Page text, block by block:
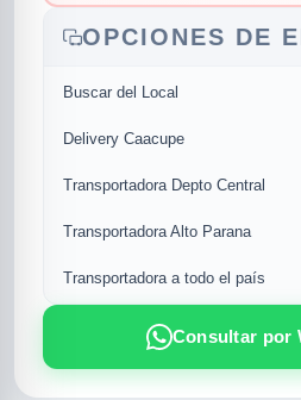
MUSICAL
POPULARES
OPCIONES DE
Buscar del Local
Delivery Caacupe
Transportadora Depto Central
Transportadora Alto Parana
Transportadora a todo el país
Consultar por